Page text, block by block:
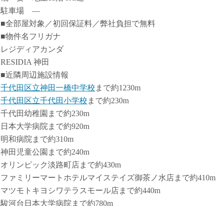
駐車場 ―
■全部屋対象／初回保証料／弊社負担で無料
■物件名フリガナ
レジディアカンダ
RESIDIA 神田
■近隣周辺施設情報
千代田区立神田一橋中学校 まで約1230m
千代田区立千代田小学校 まで約230m
千代田幼稚園まで約230m
日本大学病院まで約920m
明和病院まで約310m
神田児童公園まで約240m
オリンピック淡路町店まで約430m
ファミリーマートホテルマイステイズ御茶ノ水店まで約410m
マツモトキヨシワテラスモール店まで約440m
駿河台日本大学病院まで約780m